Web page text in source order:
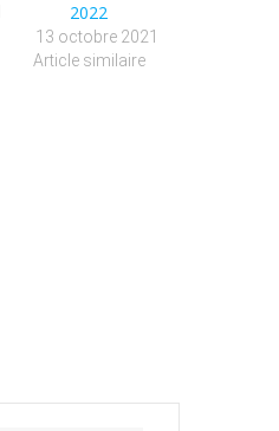
2022
13 octobre 2021
Article similaire